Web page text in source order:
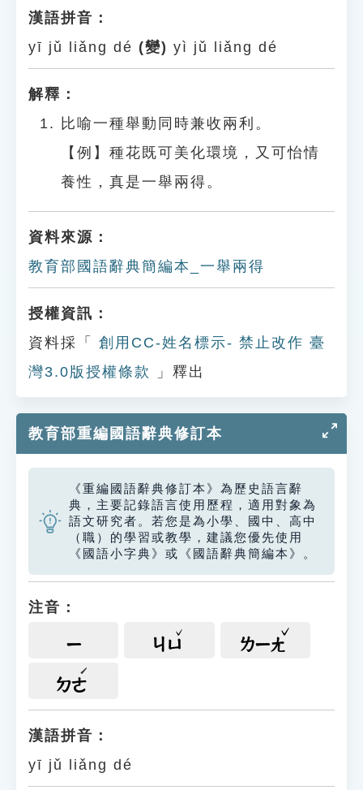
漢語拼音：
yī jǔ liǎng dé (變) yì jǔ liǎng dé
解釋：
比喻一種舉動同時兼收兩利。
【例】種花既可美化環境，又可怡情
養性，真是一舉兩得。
資料來源：
教育部國語辭典簡編本_一舉兩得
授權資訊：
資料採「
創用CC-姓名標示- 禁止改作 臺
灣3.0版授權條款
」釋出
教育部重編國語辭典修訂本
《重編國語辭典修訂本》為歷史語言辭
典，主要記錄語言使用歷程，適用對象為
語文研究者。若您是為小學、國中、高中
（職）的學習或教學，建議您優先使用
《國語小字典》或《國語辭典簡編本》。
注音：
ㄧ ㄐㄩ ㄌㄧㄤ
ㄉㄜ
漢語拼音：
yī jǔ liǎng dé